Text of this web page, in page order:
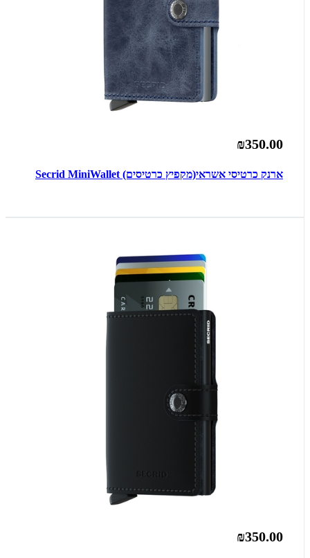
₪350.00
ארנק כרטיסי אשראי(מקפיץ כרטיסים) Secrid MiniWallet
₪350.00